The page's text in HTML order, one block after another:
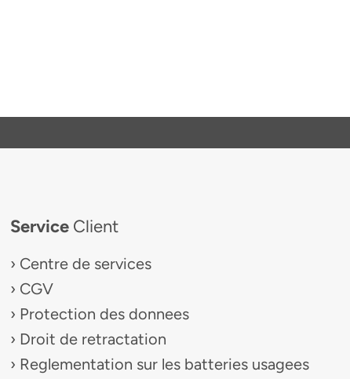
ServiceClient
Centre de services
CGV
Protection des donnees
Droit de retractation
Reglementation sur les batteries usagees